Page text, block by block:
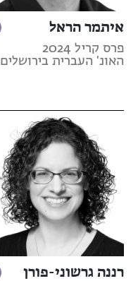
איתמר הראל
פרס קריל 2024
האונ' העברית בירושלים
רננה גרשוני-פורן